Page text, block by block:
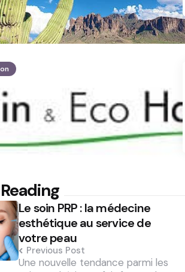
Le soin PRP : la médecine
esthétique au service de
votre peau
Previous Post
Une nouvelle tendance parmi les